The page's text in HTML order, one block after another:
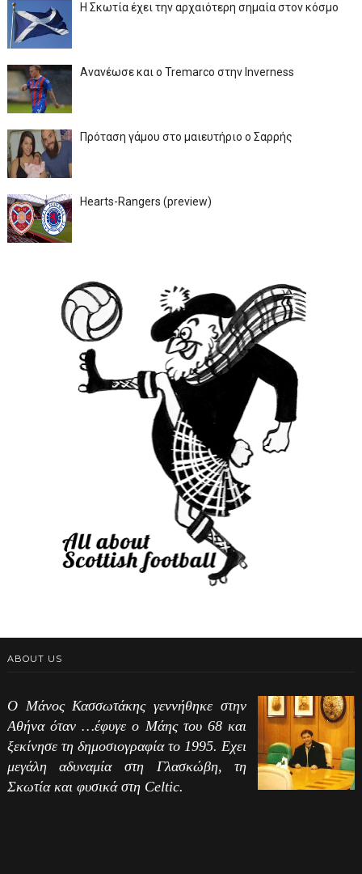
Η Σκωτία έχει την αρχαιότερη σημαία στον κόσμο
Ανανέωσε και ο Tremarco στην Inverness
Πρόταση γάμου στο μαιευτήριο ο Σαρρής
Hearts-Rangers (preview)
ABOUT US
Ο Μάνος Κασσωτάκης γεννήθηκε στην
Αθήνα όταν …έφυγε ο Μάης του 68 και
ξεκίνησε τη δημοσιογραφία το 1995. Εχει
μεγάλη αδυναμία στη Γλασκώβη, τη
Σκωτία και φυσικά στη Celtic.